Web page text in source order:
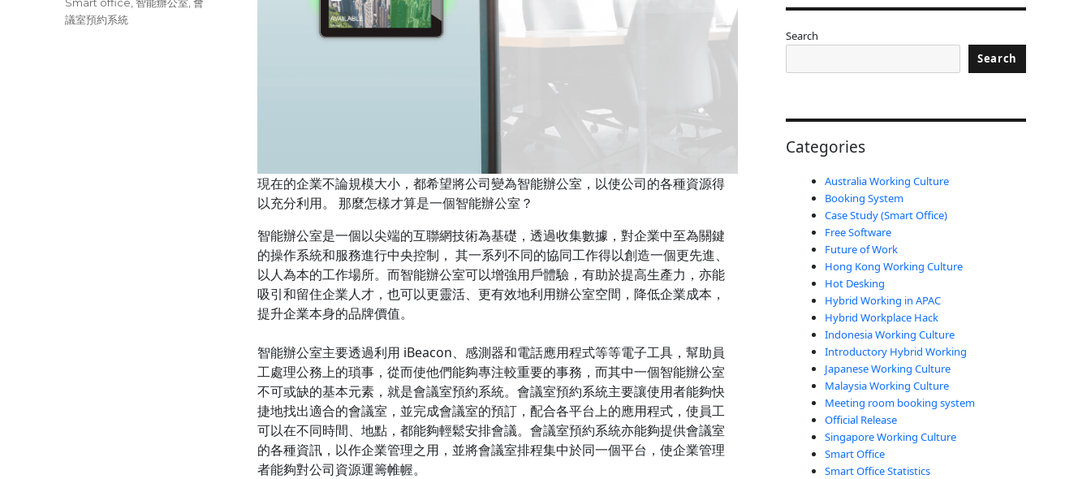
現在的企業不論規模大小，都希望將公司變為智能辦公室，以使公司的各種資源得
以充分利用。 那麼怎樣才算是一個智能辦公室？
智能辦公室是一個以尖端的互聯網技術為基礎，透過收集數據，對企業中至為關鍵
的操作系統和服務進行中央控制， 其一系列不同的協同工作得以創造一個更先進、
以人為本的工作場所。而智能辦公室可以增強用戶體驗，有助於提高生產力，亦能
吸引和留住企業人才，也可以更靈活、更有效地利用辦公室空間，降低企業成本，
提升企業本身的品牌價值。
智能辦公室主要透過利用 iBeacon、感測器和電話應用程式等等電子工具，幫助員
工處理公務上的瑣事，從而使他們能夠專注較重要的事務，而其中一個智能辦公室
不可或缺的基本元素，就是會議室預約系統。會議室預約系統主要讓使用者能夠快
捷地找出適合的會議室，並完成會議室的預訂，配合各平台上的應用程式，使員工
可以在不同時間、地點，都能夠輕鬆安排會議。會議室預約系統亦能夠提供會議室
的各種資訊，以作企業管理之用，並將會議室排程集中於同一個平台，使企業管理
者能夠對公司資源運籌帷幄。
議室預約系統
Search
Search
Categories
Australia Working Culture
Booking System
Case Study (Smart Office)
Free Software
Future of Work
Hong Kong Working Culture
Hot Desking
Hybrid Working in APAC
Hybrid Workplace Hack
Indonesia Working Culture
Introductory Hybrid Working
Japanese Working Culture
Malaysia Working Culture
Meeting room booking system
Official Release
Singapore Working Culture
Smart Office
Smart Office Statistics